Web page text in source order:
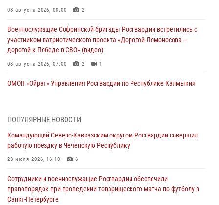
08 августа 2026, 09:00 2
Военнослужащие Софринской бригады Росгвардии встретились с
участником патриотического проекта «Дорогой Ломоносова —
дорогой к Победе в СВО» (видео)
08 августа 2026, 07:00 2 1
ОМОН «Ойрат» Управления Росгвардии по Республике Калмыкия
настольному теннису ко Дню физкультурника
08 августа 2026, 07:00
Кузбассе
08 августа 2026, 07:00
ПОПУЛЯРНЫЕ НОВОСТИ
Командующий Северо-Кавказским округом Росгвардии совершил
рабочую поездку в Чеченскую Республику
23 июля 2026, 16:10 6
Сотрудники и военнослужащие Росгвардии обеспечили
правопорядок при проведении товарищеского матча по футболу в
Санкт-Петербурге